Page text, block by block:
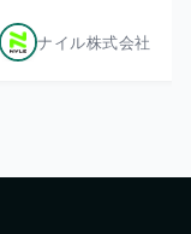
ナイル株式会社